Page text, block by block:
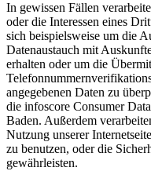
In gewissen Fällen
oder die Interessen eines
sich beispielsweise um die
Datenaustauch mit
erhalten oder um die
angegebenen Daten zu
die infoscore Consumer
Baden. Außerdem
Nutzung unserer
zu benutzen, oder die
gewährleisten.